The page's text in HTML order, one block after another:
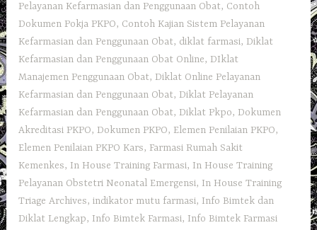
Pelayanan Kefarmasian dan Penggunaan Obat, Contoh
Dokumen Pokja PKPO, Contoh Kajian Sistem Pelayanan
Kefarmasian dan Penggunaan Obat, diklat farmasi,Diklat
Kefarmasian dan Penggunaan Obat Online,DIklat
Manajemen Penggunaan Obat,Diklat Online Pelayanan
Kefarmasian dan Penggunaan Obat,Diklat Pelayanan
Kefarmasian dan Penggunaan Obat,Diklat Pkpo,Dokumen
Akreditasi PKPO,Dokumen PKPO, Elemen Penilaian PKPO,
Elemen Penilaian PKPO Kars, Farmasi Rumah Sakit
Kemenkes, In House Training Farmasi, In House Training
Pelayanan Obstetri Neonatal Emergensi, In House Training
Triage Archives,indikator mutu farmasi, Info Bimtek dan
Diklat Lengkap, Info Bimtek Farmasi, Info Bimtek Farmasi